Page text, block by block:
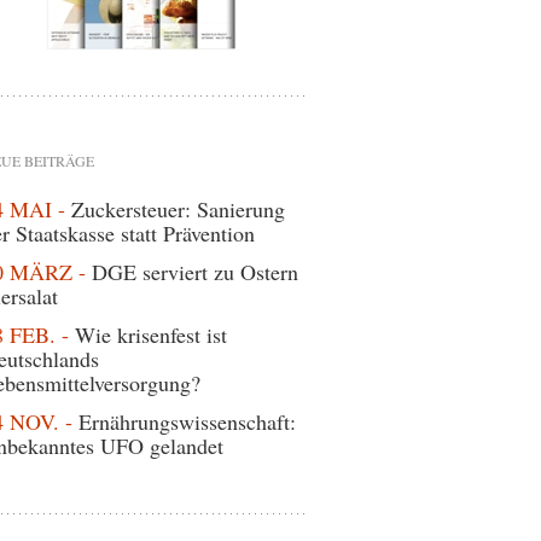
BEITRÄGE
MAI - Zuckersteuer: Sanierung
Staatskasse statt Prävention
MÄRZ - DGE serviert zu Ostern
FEB. - Wie krisenfest ist
NOV. - Ernährungswissenschaft:
UFO gelandet